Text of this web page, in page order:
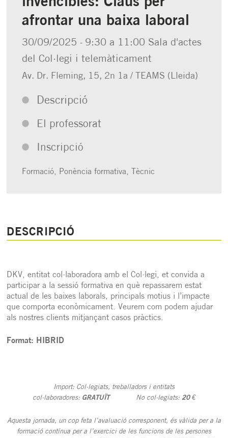
afrontar una baixa laboral
30/09/2025- 9:30 a 11:00 Sala d'actes
del Col·legi i telemàticament
Av. Dr. Fleming, 15, 2n 1a / TEAMS (Lleida)
Descripció
El professorat
Inscripció
Formació, Ponència formativa, Tècnic
DESCRIPCIÓ
DKV, entitat col·laboradora amb el Col·legi, et convida a
participar a la sessió formativa en què repassarem estat
actual de les baixes laborals, principals motius i l’impacte
que comporta econòmicament. Veurem com podem ajudar
als nostres clients mitjançant casos pràctics.
Format: HIBRID
Import: Col·legiats, treballadors i entitats
col·laboradores: GRATUÏT No col·legiats: 20 €
Aquesta jornada, un cop feta l’avaluació corresponent, és vàlida per a la
formació contínua per a l’exercici de les funcions de les persones